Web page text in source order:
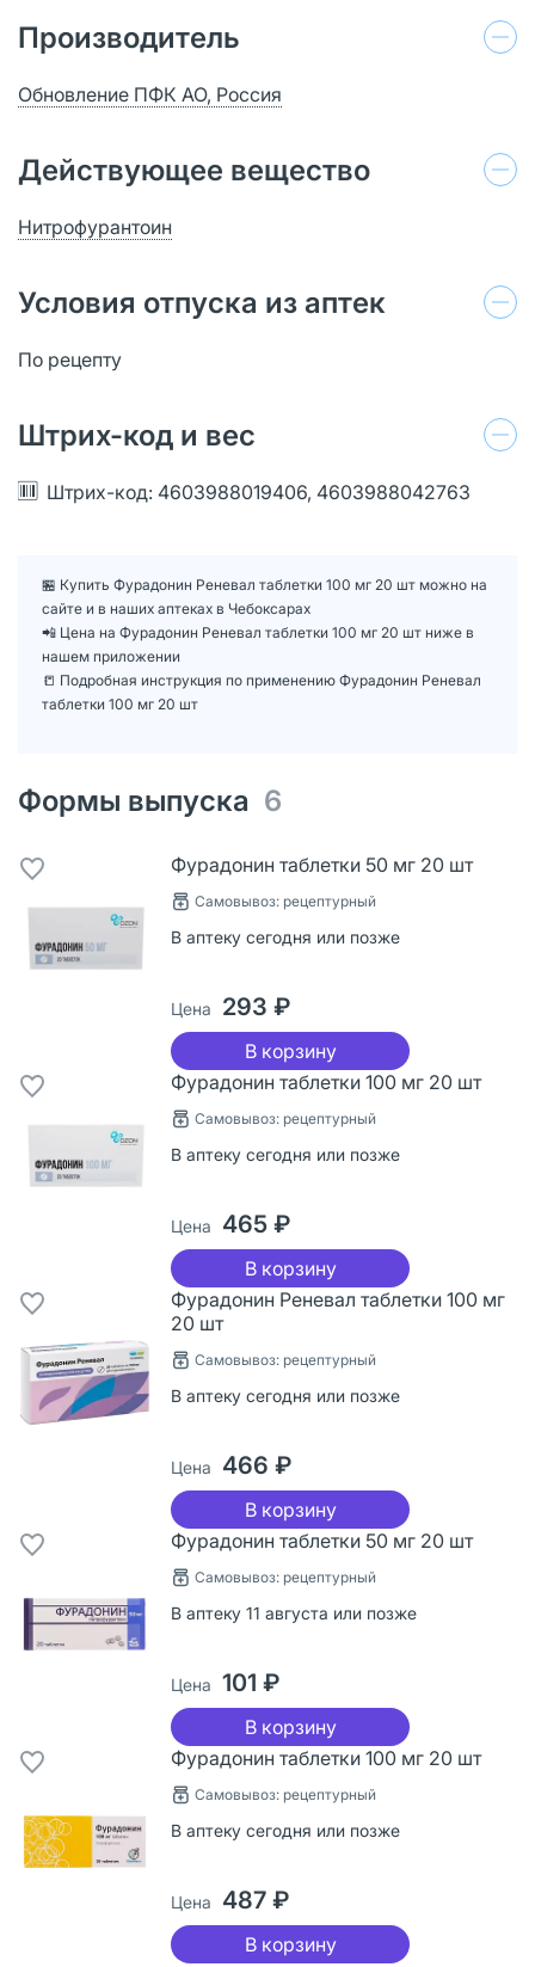
Производитель
Обновление ПФК АО, Россия
Действующее вещество
Нитрофурантоин
Условия отпуска из аптек
По рецепту
Штрих-код и вес
Штрих-код: 4603988019406, 4603988042763
🏪 Купить Фурадонин Реневал таблетки 100 мг 20 шт можно на
сайте и в наших аптеках в Чебоксарах
📲 Цена на Фурадонин Реневал таблетки 100 мг 20 шт ниже в
нашем приложении
📒 Подробная инструкция по применению Фурадонин Реневал
таблетки 100 мг 20 шт
Формы выпуска 6
Фурадонин таблетки 50 мг 20 шт
Самовывоз: рецептурный
В аптеку сегодня или позже
Цена 293 ₽
В корзину
Фурадонин таблетки 100 мг 20 шт
Самовывоз: рецептурный
В аптеку сегодня или позже
Цена 465 ₽
В корзину
Фурадонин Реневал таблетки 100 мг
20 шт
Самовывоз: рецептурный
В аптеку сегодня или позже
Цена 466 ₽
В корзину
Фурадонин таблетки 50 мг 20 шт
Самовывоз: рецептурный
В аптеку 11 августа или позже
Цена 101 ₽
В корзину
Фурадонин таблетки 100 мг 20 шт
Самовывоз: рецептурный
В аптеку сегодня или позже
Цена 487 ₽
В корзину